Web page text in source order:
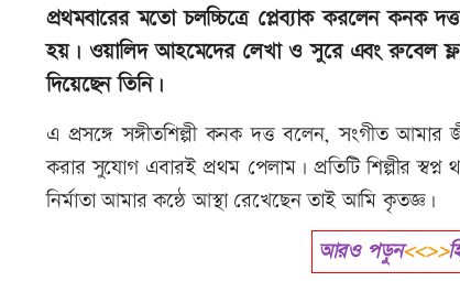
প্রথমবারের মতো চলচ্চিত্রে প্লেব্যাক করলেন কনক
হয়। ওয়ালিদ আহমেদের লেখা ও সুরে এবং রুবেল
দিয়েছেন তিনি।
এ প্রসঙ্গে সঙ্গীতশিল্পী কনক দত্ত বলেন, সংগীত
করার সুযোগ এবারই প্রথম পেলাম। প্রতিটি শিল্পীর
নির্মাতা আমার কন্ঠে আস্থা রেখেছেন তাই আমি কৃতজ্ঞ।
আরও পড়ুন<<>>